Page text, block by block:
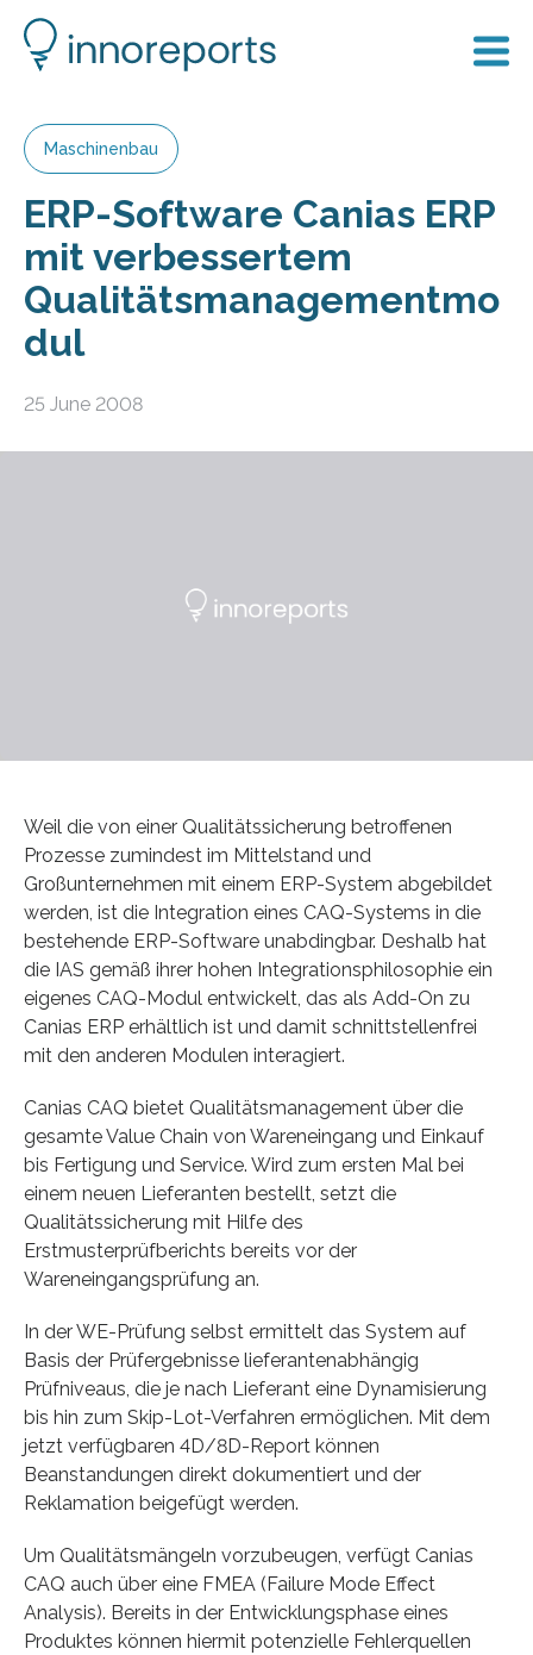
Maschinenbau
ERP-Software Canias ERP
mit verbessertem
Qualitätsmanagementmo
dul
25 June 2008
Weil die von einer Qualitätssicherung betroffenen
Prozesse zumindest im Mittelstand und
Großunternehmen mit einem ERP-System abgebildet
werden, ist die Integration eines CAQ-Systems in die
bestehende ERP-Software unabdingbar. Deshalb hat
die IAS gemäß ihrer hohen Integrationsphilosophie ein
eigenes CAQ-Modul entwickelt, das als Add-On zu
Canias ERP erhältlich ist und damit schnittstellenfrei
mit den anderen Modulen interagiert.
Canias CAQ bietet Qualitätsmanagement über die
gesamte Value Chain von Wareneingang und Einkauf
bis Fertigung und Service. Wird zum ersten Mal bei
einem neuen Lieferanten bestellt, setzt die
Qualitätssicherung mit Hilfe des
Erstmusterprüfberichts bereits vor der
Wareneingangsprüfung an.
In der WE-Prüfung selbst ermittelt das System auf
Basis der Prüfergebnisse lieferantenabhängig
Prüfniveaus, die je nach Lieferant eine Dynamisierung
bis hin zum Skip-Lot-Verfahren ermöglichen. Mit dem
jetzt verfügbaren 4D/8D-Report können
Beanstandungen direkt dokumentiert und der
Reklamation beigefügt werden.
Um Qualitätsmängeln vorzubeugen, verfügt Canias
CAQ auch über eine FMEA (Failure Mode Effect
Analysis). Bereits in der Entwicklungsphase eines
Produktes können hiermit potenzielle Fehlerquellen